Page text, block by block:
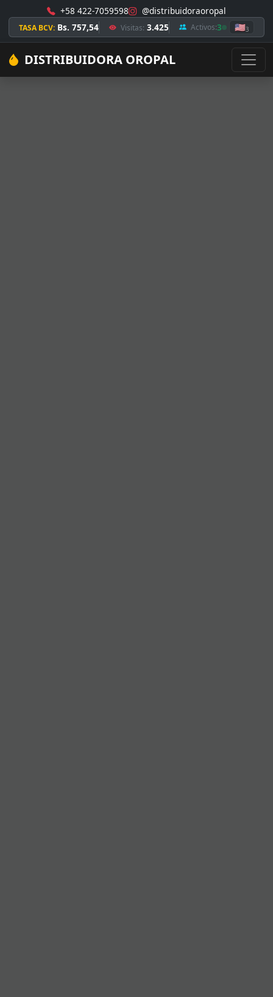
+58 422-7059598 @distribuidoraoropal
TASA BCV: Bs. 757,54 Visitas: 3.425 Activos:3 🇺🇸3
DISTRIBUIDORA OROPAL